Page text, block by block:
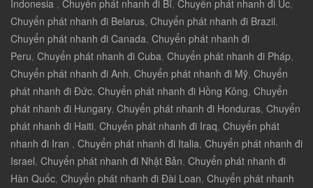
Indonesia , Chuyển phát nhanh đi Bỉ, Chuyển phát nhanh đi Úc,
Chuyển phát nhanh đi Belarus, Chuyển phát nhanh đi Brazil,
Chuyển phát nhanh đi Canada, Chuyển phát nhanh đi
Peru, Chuyển phát nhanh đi Cuba, Chuyển phát nhanh đi Pháp,
Chuyển phát nhanh đi Anh, Chuyển phát nhanh đi Mỹ, Chuyển
phát nhanh đi Đức, Chuyển phát nhanh đi Hồng Kông, Chuyển
phát nhanh đi Hungary, Chuyển phát nhanh đi Honduras, Chuyển
phát nhanh đi Haiti, Chuyển phát nhanh đi Iraq, Chuyển phát
nhanh đi Iran , Chuyển phát nhanh đi Italia, Chuyển phát nhanh đi
Israel, Chuyển phát nhanh đi Nhật Bản, Chuyển phát nhanh đi
Hàn Quốc, Chuyển phát nhanh đi Đài Loan, Chuyển phát nhanh